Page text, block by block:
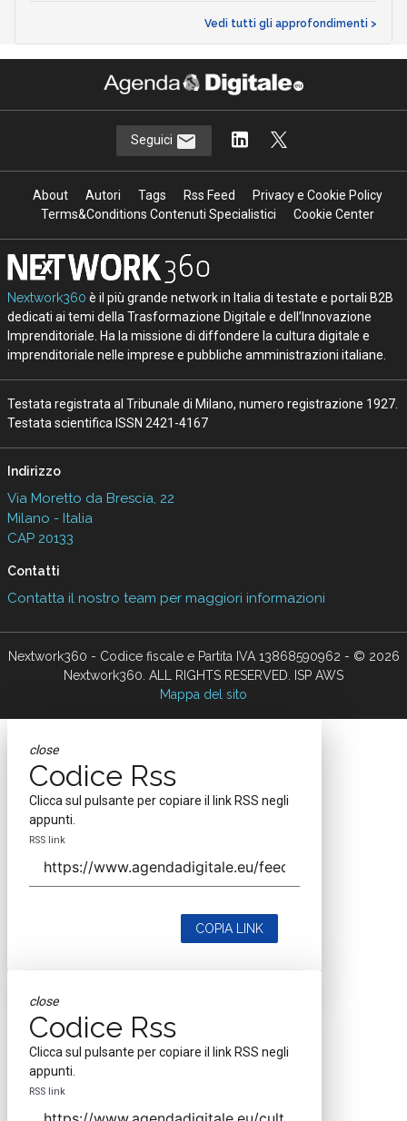
Vedi tutti gli approfondimenti >
Seguici
About Autori Tags Rss Feed
Privacy e Cookie Policy
Terms&Conditions Contenuti Specialistici
Cookie Center
Nextwork360 è il più grande network in Italia di testate e portali B2B
dedicati ai temi della Trasformazione Digitale e dell’Innovazione
Imprenditoriale. Ha la missione di diffondere la cultura digitale e
imprenditoriale nelle imprese e pubbliche amministrazioni italiane.
Testata registrata al Tribunale di Milano, numero registrazione 1927.
Testata scientifica ISSN 2421-4167
Indirizzo
Via Moretto da Brescia, 22
Milano - Italia
CAP 20133
Contatti
Contatta il nostro team per maggiori informazioni
Nextwork360 - Codice fiscale e Partita IVA 13868590962 - © 2026
Nextwork360. ALL RIGHTS RESERVED. ISP AWS
Mappa del sito
close
Codice Rss
Clicca sul pulsante per copiare il link RSS negli
appunti.
RSS link
COPIA LINK
close
Codice Rss
Clicca sul pulsante per copiare il link RSS negli
appunti.
RSS link